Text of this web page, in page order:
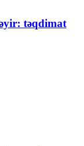
təqdimat